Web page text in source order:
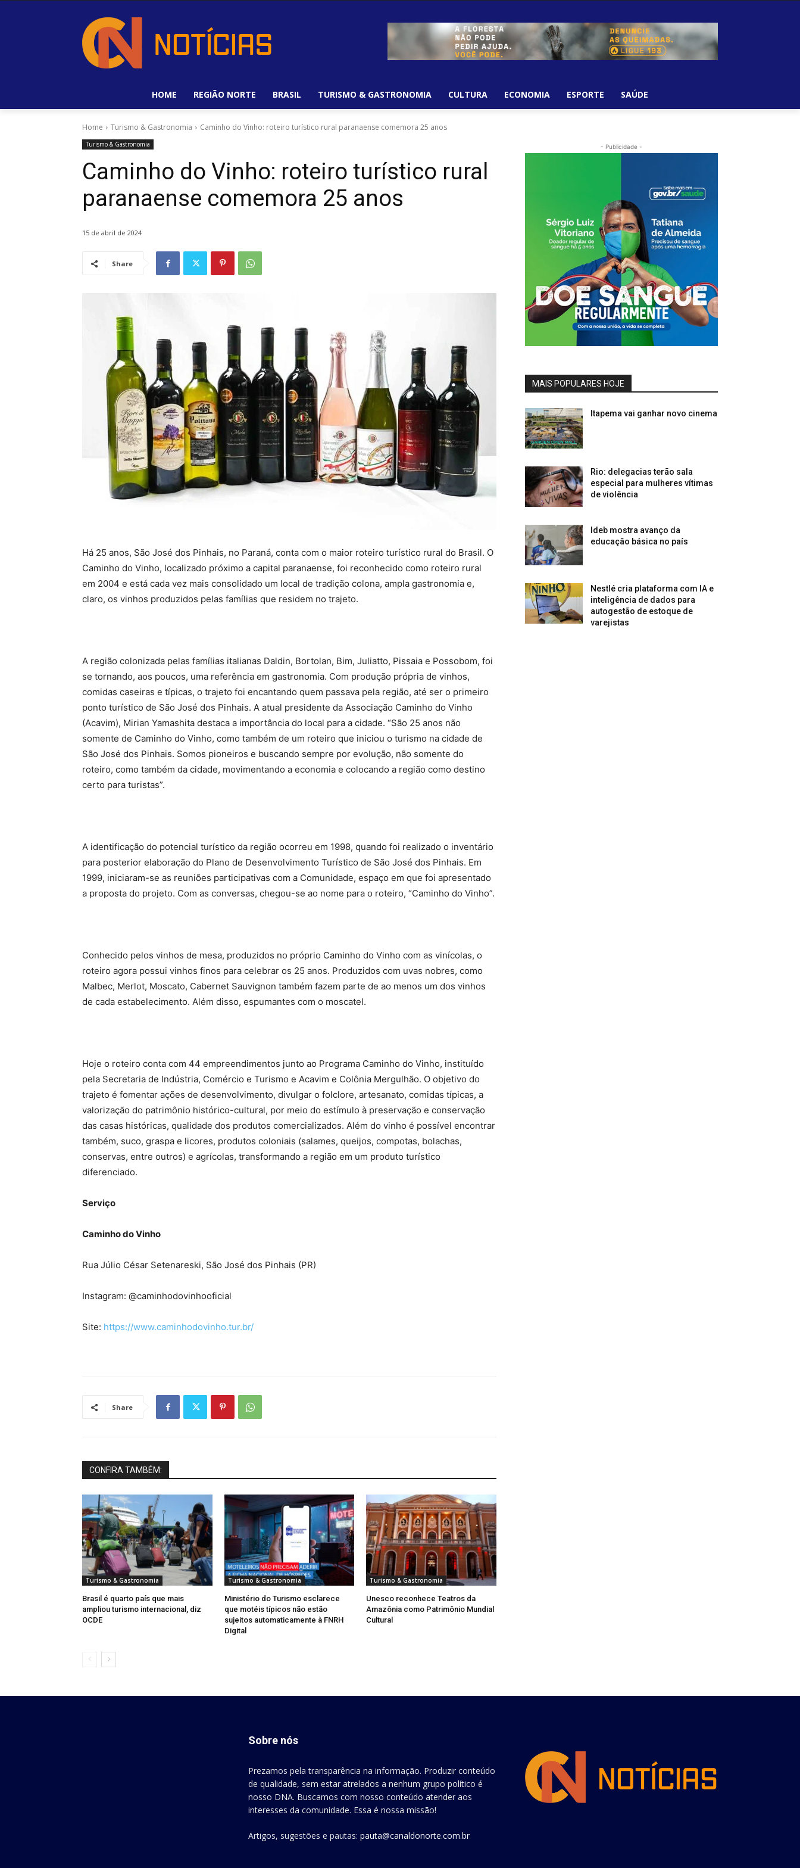
HOME REGIÃO NORTE BRASIL TURISMO & GASTRONOMIA CULTURA ECONOMIA ESPORTE SAÚDE
Home Turismo & Gastronomia Caminho do Vinho: roteiro turístico rural paranaense comemora 25 anos
Turismo & Gastronomia
Caminho do Vinho: roteiro turístico rural
paranaense comemora 25 anos
15 de abril de 2024
Share
Há 25 anos, São José dos Pinhais, no Paraná, conta com o maior roteiro turístico rural do Brasil. O
Caminho do Vinho, localizado próximo a capital paranaense, foi reconhecido como roteiro rural
em 2004 e está cada vez mais consolidado um local de tradição colona, ampla gastronomia e,
claro, os vinhos produzidos pelas famílias que residem no trajeto.
A região colonizada pelas famílias italianas Daldin, Bortolan, Bim, Juliatto, Pissaia e Possobom, foi
se tornando, aos poucos, uma referência em gastronomia. Com produção própria de vinhos,
comidas caseiras e típicas, o trajeto foi encantando quem passava pela região, até ser o primeiro
ponto turístico de São José dos Pinhais. A atual presidente da Associação Caminho do Vinho
(Acavim), Mirian Yamashita destaca a importância do local para a cidade. “São 25 anos não
somente de Caminho do Vinho, como também de um roteiro que iniciou o turismo na cidade de
São José dos Pinhais. Somos pioneiros e buscando sempre por evolução, não somente do
roteiro, como também da cidade, movimentando a economia e colocando a região como destino
certo para turistas”.
A identificação do potencial turístico da região ocorreu em 1998, quando foi realizado o inventário
para posterior elaboração do Plano de Desenvolvimento Turístico de São José dos Pinhais. Em
1999, iniciaram-se as reuniões participativas com a Comunidade, espaço em que foi apresentado
a proposta do projeto. Com as conversas, chegou-se ao nome para o roteiro, “Caminho do Vinho”.
Conhecido pelos vinhos de mesa, produzidos no próprio Caminho do Vinho com as vinícolas, o
roteiro agora possui vinhos finos para celebrar os 25 anos. Produzidos com uvas nobres, como
Malbec, Merlot, Moscato, Cabernet Sauvignon também fazem parte de ao menos um dos vinhos
de cada estabelecimento. Além disso, espumantes com o moscatel.
Hoje o roteiro conta com 44 empreendimentos junto ao Programa Caminho do Vinho, instituído
pela Secretaria de Indústria, Comércio e Turismo e Acavim e Colônia Mergulhão. O objetivo do
trajeto é fomentar ações de desenvolvimento, divulgar o folclore, artesanato, comidas típicas, a
valorização do patrimônio histórico-cultural, por meio do estímulo à preservação e conservação
das casas históricas, qualidade dos produtos comercializados. Além do vinho é possível encontrar
também, suco, graspa e licores, produtos coloniais (salames, queijos, compotas, bolachas,
conservas, entre outros) e agrícolas, transformando a região em um produto turístico
diferenciado.
Serviço
Caminho do Vinho
Rua Júlio César Setenareski, São José dos Pinhais (PR)
Instagram: @caminhodovinhooficial
Site: https://www.caminhodovinho.tur.br/
Share
CONFIRA TAMBÉM:
Turismo & Gastronomia
Brasil é quarto país que mais
ampliou turismo internacional, diz
OCDE
Turismo & Gastronomia
Ministério do Turismo esclarece
que motéis típicos não estão
sujeitos automaticamente à FNRH
Digital
Turismo & Gastronomia
Unesco reconhece Teatros da
Amazônia como Patrimônio Mundial
Cultural
- Publicidade -
MAIS POPULARES HOJE
Itapema vai ganhar novo cinema
Rio: delegacias terão sala
especial para mulheres vítimas
de violência
Ideb mostra avanço da
educação básica no país
Nestlé cria plataforma com IA e
inteligência de dados para
autogestão de estoque de
varejistas
Sobre nós
Prezamos pela transparência na informação. Produzir conteúdo
de qualidade, sem estar atrelados a nenhum grupo político é
nosso DNA. Buscamos com nosso conteúdo atender aos
interesses da comunidade. Essa é nossa missão!
Artigos, sugestões e pautas: pauta@canaldonorte.com.br